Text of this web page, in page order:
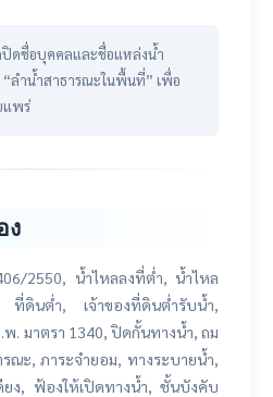
ดชื่อบุคคลและชื่อแหล่งน้ำ
“ลำน้ำสาธารณะในพื้นที่” เพื่อ
แพร่
ง
2550, น้ำไหลลงที่ต่ำ, น้ำไหล
ที่ดินต่ำ, เจ้าของที่ดินต่ำรับน้ำ,
. มาตรา 1340, ปิดกั้นทางน้ำ, ถม
ณะ, ภาระจำยอม, ทางระบายน้ำ,
ง, ฟ้องให้เปิดทางน้ำ, ชั้นบังคับ